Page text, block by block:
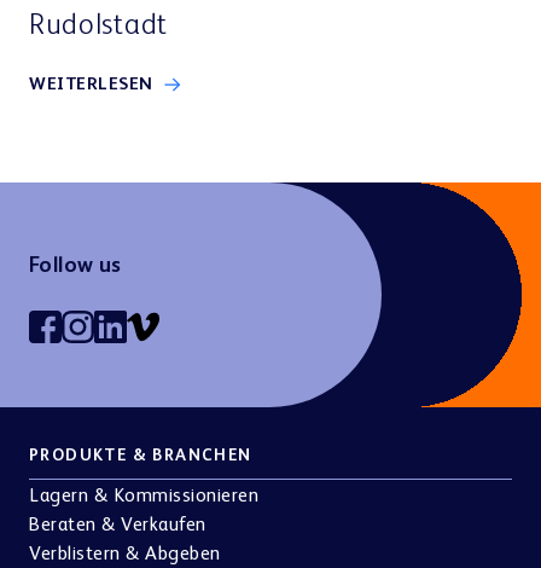
Rudolstadt
WEITERLESEN
Follow us
PRODUKTE & BRANCHEN
Lagern & Kommissionieren
Beraten & Verkaufen
Verblistern & Abgeben